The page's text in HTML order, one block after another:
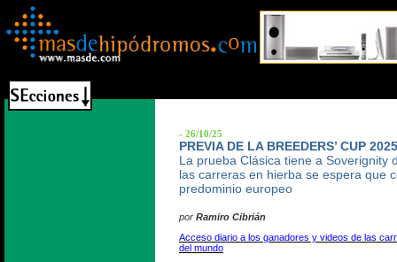
- 26/10/25
PREVIA DE LA BREEDERS’ CUP 2025
La prueba Clásica tiene a Soverignity
las carreras en hierba se espera que
predominio europeo
por Ramiro Cibrián
Acceso diario a los ganadores y videos de las
del mundo